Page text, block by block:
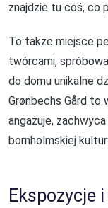
znajdzie tu coś, co
To także miejsce
twórcami,
do domu unikalne
Grønbechs Gård to
angażuje,
bornholmskiej
Ekspozycje